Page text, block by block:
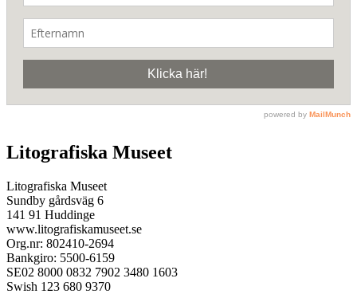
Litografiska Museet
Litografiska Museet
Sundby gårdsväg 6
141 91 Huddinge
www.litografiskamuseet.se
Org.nr: 802410-2694
Bankgiro: 5500-6159
SE02 8000 0832 7902 3480 1603
Swish 123 680 9370